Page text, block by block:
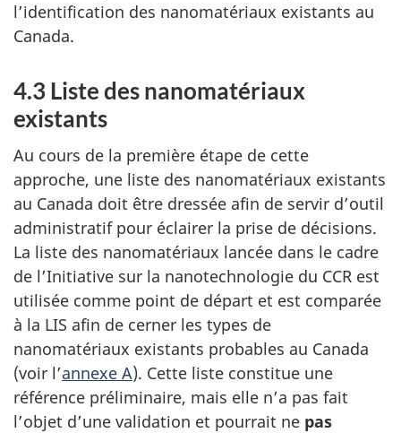
l’identification des nanomatériaux existants au
Canada.
4.3 Liste des nanomatériaux
existants
Au cours de la première étape de cette
approche, une liste des nanomatériaux existants
au Canada doit être dressée afin de servir d’outil
administratif pour éclairer la prise de décisions.
La liste des nanomatériaux lancée dans le cadre
de l’Initiative sur la nanotechnologie du CCR est
utilisée comme point de départ et est comparée
à la LIS afin de cerner les types de
nanomatériaux existants probables au Canada
(voir l’annexe A). Cette liste constitue une
référence préliminaire, mais elle n’a pas fait
l’objet d’une validation et pourrait ne pas